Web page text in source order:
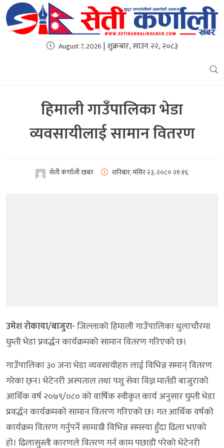
August 7, 2026 | शुक्रबार, साउन २२, २०८३
हिमाली गाउँपालिका भेडा
व्यवसायीलाई सामान वितरण
सेती कर्णाली खबर शनिबार, मंसिर २३, २०८०२१:१६
उमेश रोकाया/बाजुरा-जिल्लाको हिमाली गाउँपालिका धुलाचौरमा
घुम्ती भेडा प्रवर्द्धन कार्यक्रमको सामान वितरण गरिएको छ।
गाउँपालिका ३० जना भेडा व्यवसायीहरु लाई विभिन्न समान् वितरण
गरेका छ्न। भेटेनरी अस्पताल तथा पशु सेवा विज्ञ मार्तडी बाजुराको
आर्थिक वर्ष २०७९/०८० को वार्षिक स्वीकृत कार्य अनुसार घुम्ती भेडा
प्रवर्द्धन कार्यक्रमको सामान वितरण गरिएको छ। गत आर्थिक वर्षको
कार्यक्रम वितरण गर्नुपर्ने सामाग्री विभिन्न समस्या हुँदा ढिला भएको
हो। ढिलासुस्ती कारणले वितरण गर्न काम पछाडी परेको भेटेनरी